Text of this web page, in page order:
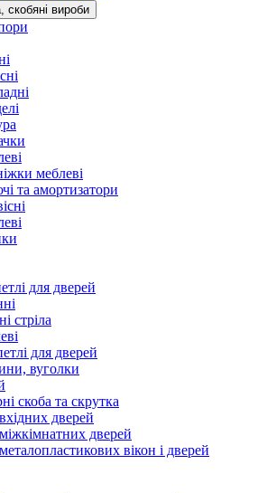
скобяні вироби
меблеві
та амортизатори
для дверей
стріла
для дверей
вуголки
скоба та скрутка
дверей
дверей
вікон і дверей